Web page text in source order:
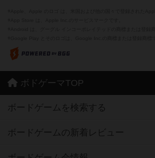
ボドゲーマTOP
ボードゲームを検索する
ボードゲームの新着レビュー